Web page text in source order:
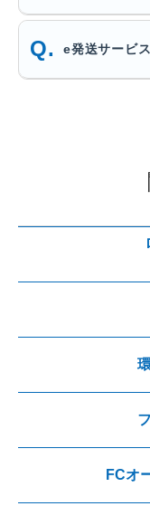
e発送サービ
FCオ